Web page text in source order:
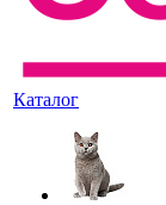
Каталог